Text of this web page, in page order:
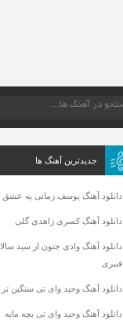
جدیدترین آهنگ ها
دانلود آهنگ یوسف زمانی یه
دانلود آهنگ کسری زاهدی گلی
دانلود آهنگ وادی جنون از سید
قنبری
دانلود آهنگ وحید وای تی سنگین تر
دانلود آهنگ وحید وای تی بچه مایه